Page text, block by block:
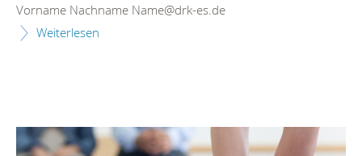
Vorname Nachname Name@drk-es.de
Weiterlesen